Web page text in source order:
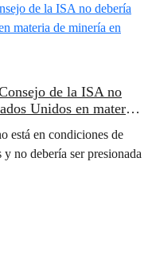
de la ISA no
Unidos en materia
está en condiciones de
no debería ser presionada